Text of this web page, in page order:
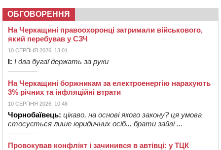
ОБГОВОРЕННЯ
На Черкащині правоохоронці затримали військового,
який перебував у СЗЧ
10 СЕРПНЯ 2026, 13:01
І: І два бугаї держать за руки
На Черкащині боржникам за електроенергію нарахують
3% річних та інфляційні втрати
10 СЕРПНЯ 2026, 10:48
Чорнобаївець: цікаво, на основі якого закону? ця умова
стосується лише юридичних осіб... брати зайві ...
Провокував конфлікт і зачинився в автівці: у ТЦК